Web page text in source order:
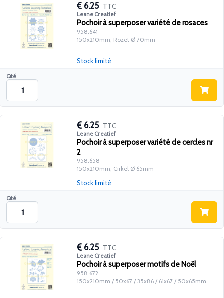
6.25 TTC
Leane Creatief
Pochoir à superposer variété de rosaces
958.641
150x210mm, Rozet Ø 70mm
Qté
Stock limité
6.25 TTC
Leane Creatief
Pochoir à superposer variété de cercles nr
2
958.658
150x210mm, Cirkel Ø 65mm
Qté
Stock limité
6.25 TTC
Leane Creatief
Pochoir à superposer motifs de Noël
958.672
150x210mm / 50x67 / 35x86 / 61x67 / 50x65mm